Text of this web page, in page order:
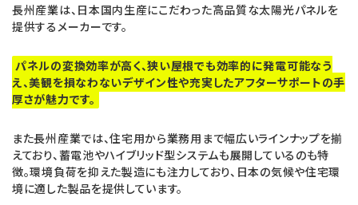
長州産業は、日本国内生産にこだわった高品質な太陽光パネルを
提供するメーカーです。
パネルの変換効率が高く、狭い屋根でも効率的に発電可能なう
え、美観を損なわないデザイン性や充実したアフターサポートの手
厚さが魅力です。
また長州産業では、住宅用から業務用まで幅広いラインナップを揃
えており、蓄電池やハイブリッド型システムも展開しているのも特
徴。環境負荷を抑えた製造にも注力しており、日本の気候や住宅環
境に適した製品を提供しています。